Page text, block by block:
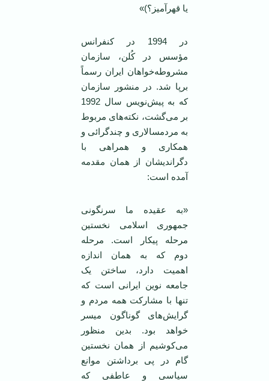
یا قهرآمیز؟)»
در 1994 در کنفرانس
مؤسس در کُلن، سازمان
مشروطه‌خواهان ‌ایران رسماً
برپا شد. در منشور سازمان
که به پیش‌نویس سال 1992
بر می‌گشت، نکته‌های مربوط
به مردمسالاری و چندگرائی و
همکاری و همراهی با
دگراندیشان از همان مقدمه
آمده است:
«به عقیده ما سرنگونی
جمهوری اسلامی ‌نخستین
مرحله پیکار است. مرحله
دوم که به همان اندازه
اهمیت دارد، ساختن یک
جامعه نوین‌ ایرانی است که
تنها با مشارکت همه مردم و
گرایش‌های گوناگون میسر
خواهد بود. بدین منظور
می‌کوشیم از همان نخستین
گام در پی برداشتن موانع
سیاسی و عاطفی که